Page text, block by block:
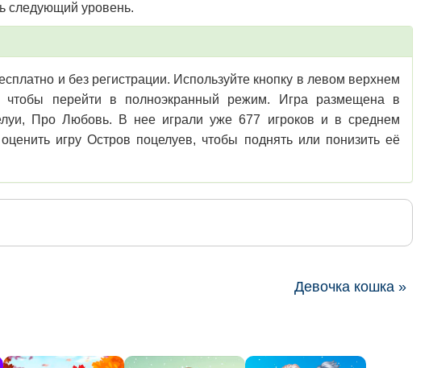
следующий уровень.
и без регистрации. Используйте кнопку в левом верхнем
чтобы перейти в полноэкранный режим. Игра размещена в
Про Любовь. В нее играли уже 677 игроков и в среднем
игру Остров поцелуев, чтобы поднять или понизить её
Девочка кошка »